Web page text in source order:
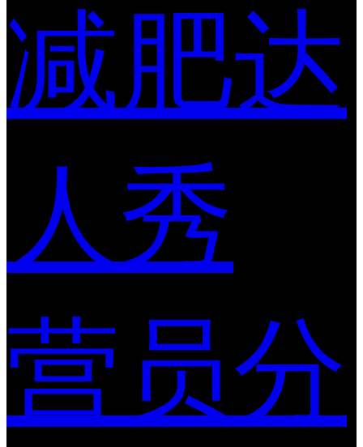
减肥达
人秀
营员分